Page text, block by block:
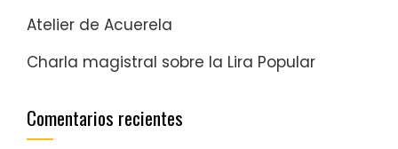
Atelier de Acuerela
Charla magistral sobre la Lira Popular
Comentarios recientes